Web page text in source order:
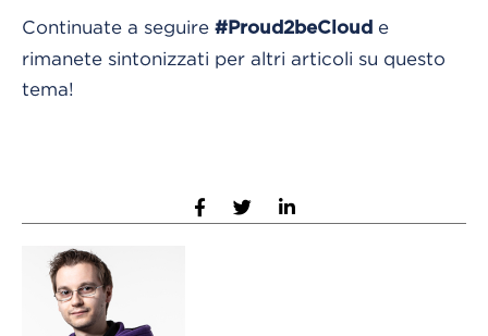
Continuate a seguire #Proud2beCloud e
rimanete sintonizzati per altri articoli su questo
tema!